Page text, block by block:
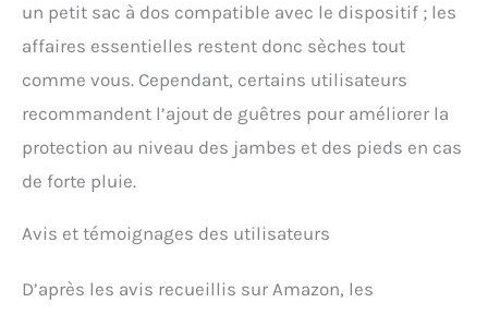
un petit sac à dos compatible avec le dispositif ; les
affaires essentielles restent donc sèches tout
comme vous. Cependant, certains utilisateurs
recommandent l’ajout de guêtres pour améliorer la
protection au niveau des jambes et des pieds en cas
de forte pluie.
Avis et témoignages des utilisateurs
D’après les avis recueillis sur Amazon, les